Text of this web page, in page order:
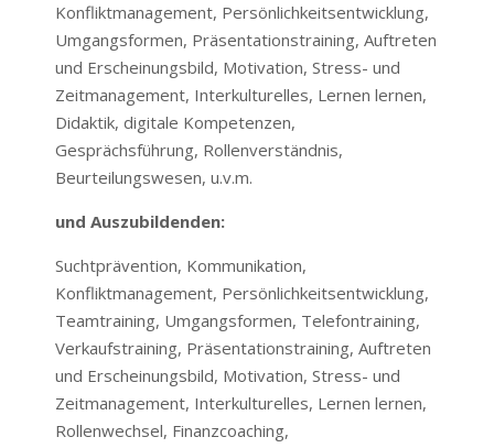
Konfliktmanagement, Persönlichkeitsentwicklung,
Umgangsformen, Präsentationstraining, Auftreten
und Erscheinungsbild, Motivation, Stress- und
Zeitmanagement, Interkulturelles, Lernen lernen,
Didaktik, digitale Kompetenzen,
Gesprächsführung, Rollenverständnis,
Beurteilungswesen, u.v.m.
und Auszubildenden:
Suchtprävention, Kommunikation,
Konfliktmanagement, Persönlichkeitsentwicklung,
Teamtraining, Umgangsformen, Telefontraining,
Verkaufstraining, Präsentationstraining, Auftreten
und Erscheinungsbild, Motivation, Stress- und
Zeitmanagement, Interkulturelles, Lernen lernen,
Rollenwechsel, Finanzcoaching,